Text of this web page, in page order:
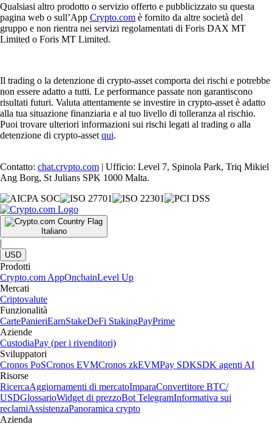
Qualsiasi altro prodotto o servizio offerto e pubblicizzato su questa
pagina web o sull’App Crypto.com è fornito da altre società del
gruppo e non rientra nei servizi regolamentati di Foris DAX MT
Limited o Foris MT Limited.
Il trading o la detenzione di crypto-asset comporta dei rischi e potrebbe
non essere adatto a tutti. Le performance passate non garantiscono
risultati futuri. Valuta attentamente se investire in crypto-asset è adatto
alla tua situazione finanziaria e al tuo livello di tolleranza al rischio.
Puoi trovare ulteriori informazioni sui rischi legati al trading o alla
detenzione di crypto-asset qui.
Contatto: chat.crypto.com | Ufficio: Level 7, Spinola Park, Triq Mikiel
Ang Borg, St Julians SPK 1000 Malta.
Italiano
|
USD
Prodotti
Crypto.com AppOnchainLevel Up
Mercati
Criptovalute
Funzionalità
CartePanieriEarnStakeDeFi StakingPayPrime
Aziende
CustodiaPay (per i rivenditori)
Sviluppatori
Cronos PoSCronos EVMCronos zkEVMPay SDKSDK agenti AI
Risorse
RicercaAggiornamenti di mercatoImparaConvertitore BTC/
USDGlossarioWidget di prezzoBot TelegramInformativa sui
reclamiAssistenzaPanoramica crypto
Azienda